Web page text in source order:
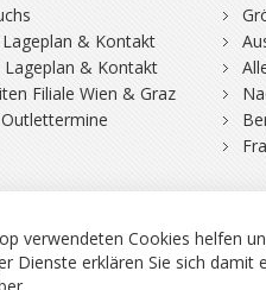
Lageplan & Kontakt
Lageplan & Kontakt
Filiale Wien & Graz
verwendeten Cookies helfen
Dienste erklären Sie sich damit